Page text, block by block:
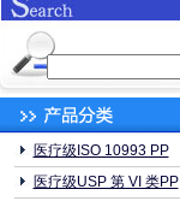
医疗级ISO 10993 PP
医疗级USP 第 VI 类PP